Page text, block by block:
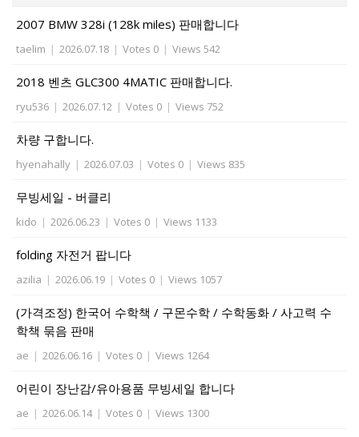
2007 BMW 328i (128k miles) 판매합니다
taelim | 2026.07.18 | Votes 0 | Views 542
2018 벤츠 GLC300 4MATIC 판매합니다.
ryu536 | 2026.07.12 | Votes 0 | Views 752
차량 구합니다.
hyenahally | 2026.07.03 | Votes 0 | Views 835
무빙세일 - 버클리
kido | 2026.06.23 | Votes 0 | Views 1133
folding 자전거 팝니다
azilia | 2026.06.19 | Votes 0 | Views 1057
(가격조정) 한국어 수학책 / 구몬수학 / 수학동화 / 사고력 수
학책 묶음 판매
ae | 2026.06.16 | Votes 0 | Views 1264
어린이 장난감/유아용품 무빙세일 합니다
ae | 2026.06.14 | Votes 0 | Views 1300